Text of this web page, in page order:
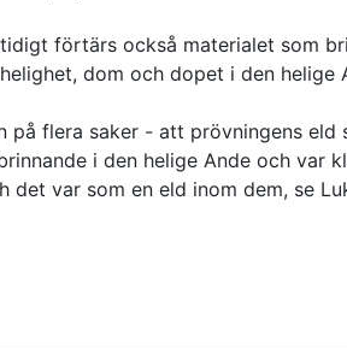
förtärs också materialet som
dom och dopet i den helige
på flera saker - att prövningens
i den helige Ande och var
det var som en eld inom dem, se